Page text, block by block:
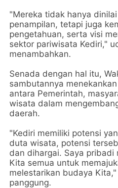
"Mereka tidak hanya
penampilan, tetapi juga
pengetahuan, serta visi
sektor pariwisata Kediri,"
menambahkan.
Senada dengan hal itu,
sambutannya
antara Pemerintah,
wisata dalam
daerah.
"Kediri memiliki potensi
duta wisata, potensi
dan dihargai. Saya pribadi
Kita semua untuk
melestarikan budaya
panggung.